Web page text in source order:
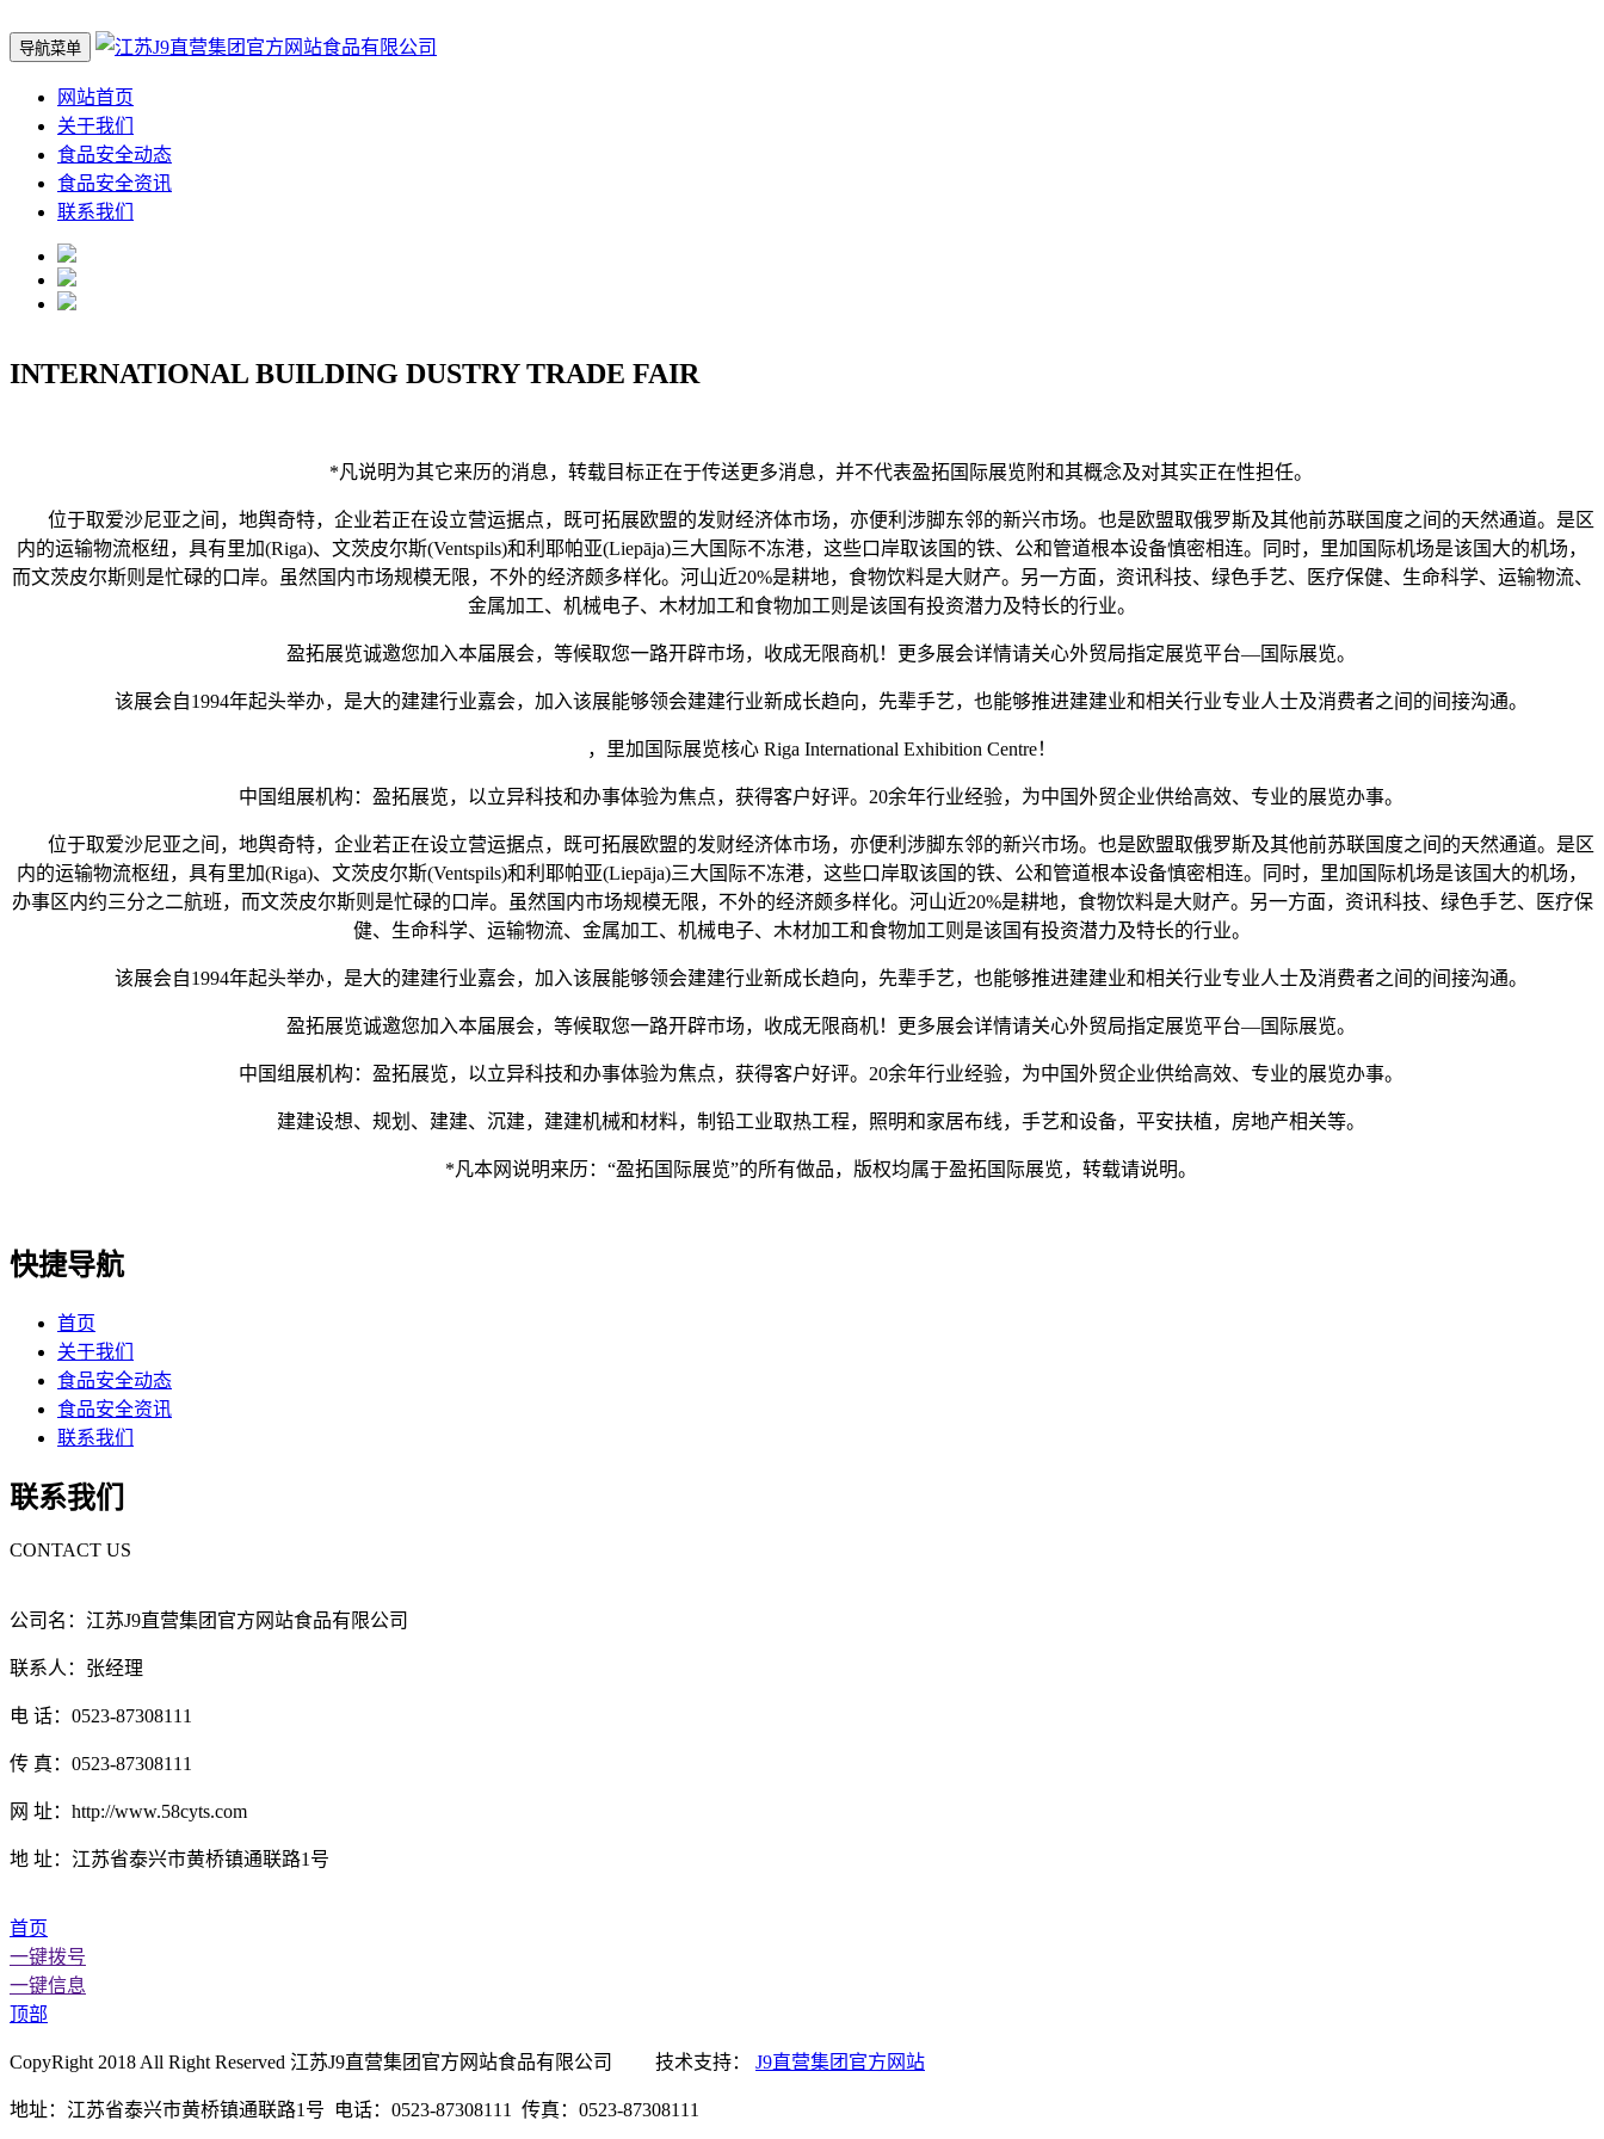
导航菜单
网站首页
关于我们
食品安全动态
食品安全资讯
联系我们
INTERNATIONAL BUILDING DUSTRY TRADE FAIR
*凡说明为其它来历的消息，转载目标正在于传送更多消息，并不代表盈拓国际展览附和其概念及对其实正在性担任。
位于取爱沙尼亚之间，地舆奇特，企业若正在设立营运据点，既可拓展欧盟的发财经济体市场，亦便利涉脚东邻的新兴市场。也是欧盟取俄罗斯及其他前苏联国度之间的天然通道。是区
内的运输物流枢纽，具有里加(Riga)、文茨皮尔斯(Ventspils)和利耶帕亚(Liepāja)三大国际不冻港，这些口岸取该国的铁、公和管道根本设备慎密相连。同时，里加国际机场是该国大的机场，
而文茨皮尔斯则是忙碌的口岸。虽然国内市场规模无限，不外的经济颇多样化。河山近20%是耕地，食物饮料是大财产。另一方面，资讯科技、绿色手艺、医疗保健、生命科学、运输物流、
金属加工、机械电子、木材加工和食物加工则是该国有投资潜力及特长的行业。
盈拓展览诚邀您加入本届展会，等候取您一路开辟市场，收成无限商机！更多展会详情请关心外贸局指定展览平台—国际展览。
该展会自1994年起头举办，是大的建建行业嘉会，加入该展能够领会建建行业新成长趋向，先辈手艺，也能够推进建建业和相关行业专业人士及消费者之间的间接沟通。
，里加国际展览核心 Riga International Exhibition Centre！
中国组展机构：盈拓展览，以立异科技和办事体验为焦点，获得客户好评。20余年行业经验，为中国外贸企业供给高效、专业的展览办事。
位于取爱沙尼亚之间，地舆奇特，企业若正在设立营运据点，既可拓展欧盟的发财经济体市场，亦便利涉脚东邻的新兴市场。也是欧盟取俄罗斯及其他前苏联国度之间的天然通道。是区
内的运输物流枢纽，具有里加(Riga)、文茨皮尔斯(Ventspils)和利耶帕亚(Liepāja)三大国际不冻港，这些口岸取该国的铁、公和管道根本设备慎密相连。同时，里加国际机场是该国大的机场，
办事区内约三分之二航班，而文茨皮尔斯则是忙碌的口岸。虽然国内市场规模无限，不外的经济颇多样化。河山近20%是耕地，食物饮料是大财产。另一方面，资讯科技、绿色手艺、医疗保
健、生命科学、运输物流、金属加工、机械电子、木材加工和食物加工则是该国有投资潜力及特长的行业。
该展会自1994年起头举办，是大的建建行业嘉会，加入该展能够领会建建行业新成长趋向，先辈手艺，也能够推进建建业和相关行业专业人士及消费者之间的间接沟通。
盈拓展览诚邀您加入本届展会，等候取您一路开辟市场，收成无限商机！更多展会详情请关心外贸局指定展览平台—国际展览。
中国组展机构：盈拓展览，以立异科技和办事体验为焦点，获得客户好评。20余年行业经验，为中国外贸企业供给高效、专业的展览办事。
建建设想、规划、建建、沉建，建建机械和材料，制铅工业取热工程，照明和家居布线，手艺和设备，平安扶植，房地产相关等。
*凡本网说明来历：“盈拓国际展览”的所有做品，版权均属于盈拓国际展览，转载请说明。
快捷导航
首页
关于我们
食品安全动态
食品安全资讯
联系我们
联系我们
CONTACT US
公司名：江苏J9直营集团官方网站食品有限公司
联系人：张经理
电 话：0523-87308111
传 真：0523-87308111
网 址：http://www.58cyts.com
地 址：江苏省泰兴市黄桥镇通联路1号
首页
一键拨号
一键信息
顶部
CopyRight 2018 All Right Reserved 江苏J9直营集团官方网站食品有限公司 技术支持： J9直营集团官方网站
地址：江苏省泰兴市黄桥镇通联路1号 电话：0523-87308111 传真：0523-87308111